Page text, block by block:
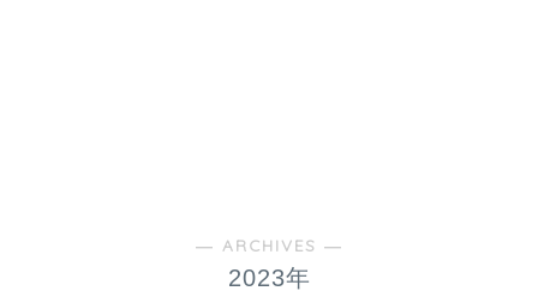
― ARCHIVES ―
2023年